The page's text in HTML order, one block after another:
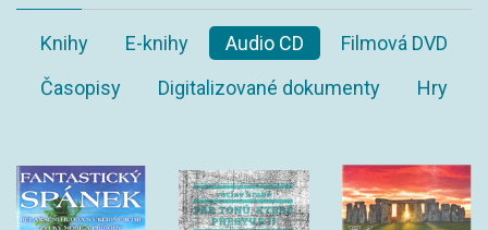
Knihy E-knihy Audio CD
Filmová DVD
Časopisy
Digitalizované dokumenty Hry